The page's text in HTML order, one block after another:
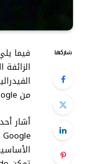
شاركها
من Google إذا كنت تبحث عن محتوى معين يتعلق بعمليات Doge.